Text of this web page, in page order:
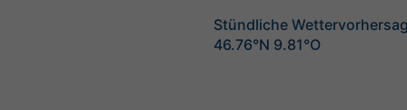
Stündliche
46.76°N 9.81°O